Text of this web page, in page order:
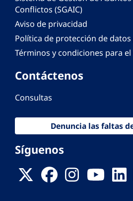
Conflictos (SGAIC)
Aviso de privacidad
Política de protección de
Términos y condiciones para
Contáctenos
Consultas
Denuncia las faltas
Síguenos